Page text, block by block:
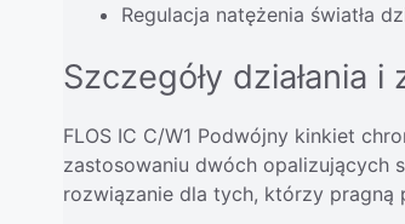
Regulacja natężenia światła
Szczegóły działania
FLOS IC C/W1 Podwójny kinkiet
zastosowaniu dwóch opalizujących
rozwiązanie dla tych, którzy